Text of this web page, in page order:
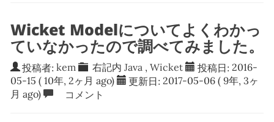
Wicket Modelについてよくわかっ
ていなかったので調べてみました。
投稿者: kem 右記内Java ,Wicket 投稿日: 2016-
05-15 ( 10年, 2ヶ月 ago) 更新日: 2017-05-06 ( 9年, 3ヶ
月 ago)
コメント